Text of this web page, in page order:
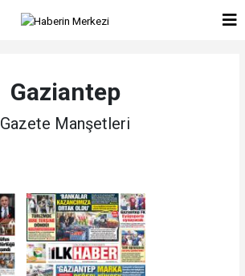
Gaziantep
Gazete Manşetleri